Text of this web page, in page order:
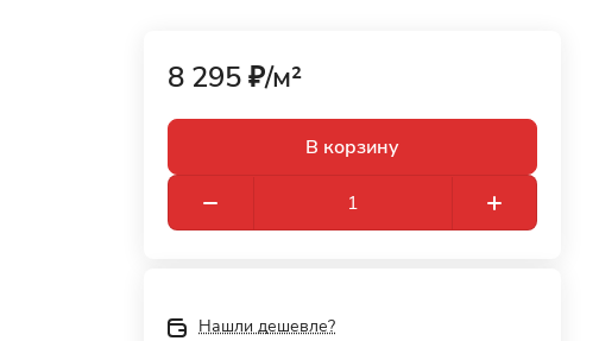
8 295 ₽/м²
В корзину
Нашли дешевле?